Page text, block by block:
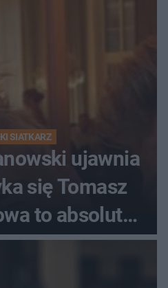
SIATKARZ
ujawnia
się Tomasz
to absolutny
hit